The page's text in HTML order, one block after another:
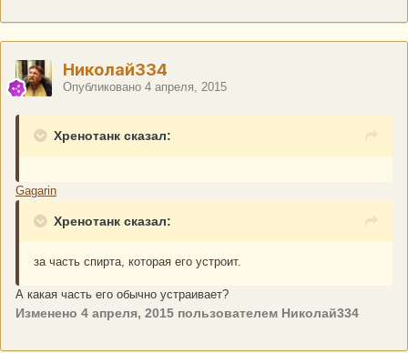
Николай334
Опубликовано 4 апреля, 2015
Хренотанк сказал:
Gagarin
Хренотанк сказал:
за часть спирта, которая его устроит.
А какая часть его обычно устраивает?
Изменено 4 апреля, 2015 пользователем Николай334